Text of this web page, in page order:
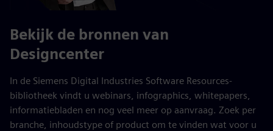
Bekijk de bronnen van
Designcenter
In de Siemens Digital Industries Software Resources-
bibliotheek vindt u webinars, infographics, whitepapers,
informatiebladen en nog veel meer op aanvraag. Zoek per
branche, inhoudstype of product om te vinden wat voor u